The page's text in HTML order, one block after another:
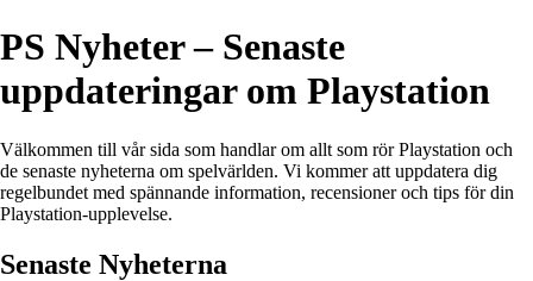
PS Nyheter – Senaste
uppdateringar om Playstation
Välkommen till vår sida som handlar om allt som rör Playstation och
de senaste nyheterna om spelvärlden. Vi kommer att uppdatera dig
regelbundet med spännande information, recensioner och tips för din
Playstation-upplevelse.
Senaste Nyheterna